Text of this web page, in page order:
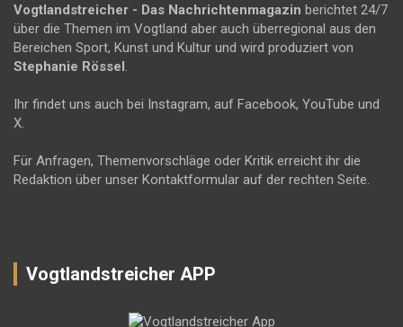
Vogtlandstreicher - Das Nachrichtenmagazin berichtet 24/7
über die Themen im Vogtland aber auch überregional aus den
Bereichen Sport, Kunst und Kultur und wird produziert von
Stephanie Rössel.
Ihr findet uns auch bei Instagram, auf Facebook, YouTube und
X.
Für Anfragen, Themenvorschläge oder Kritik erreicht ihr die
Redaktion über unser Kontaktformular auf der rechten Seite.
Vogtlandstreicher APP